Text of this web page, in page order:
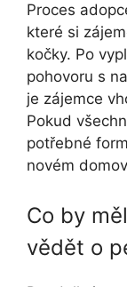
Proces
které si
kočky. Po
pohovoru s
je zájemce
Pokud
potřebné
novém
Co by
vědět o